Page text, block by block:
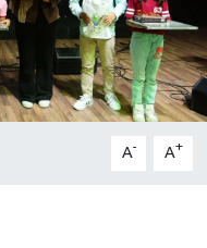
A- A+